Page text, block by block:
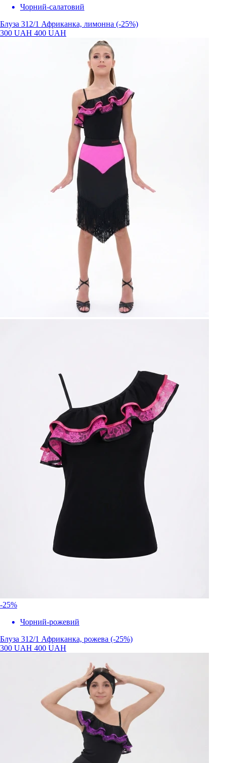
Чорний-салатовий
Блуза 312/1 Африканка, лимонна (-25%)
300 UAH 400 UAH
-25%
Чорний-рожевий
Блуза 312/1 Африканка, рожева (-25%)
300 UAH 400 UAH